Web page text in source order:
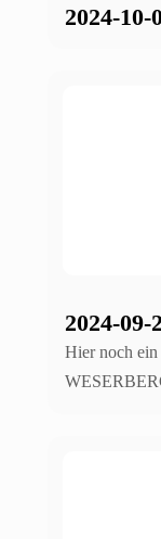
2024-
2024-
Hier noch